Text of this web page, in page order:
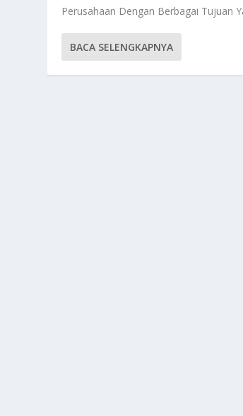
Perusahaan Dengan Berbagai Tujuan
BACA SELENGKAPNYA